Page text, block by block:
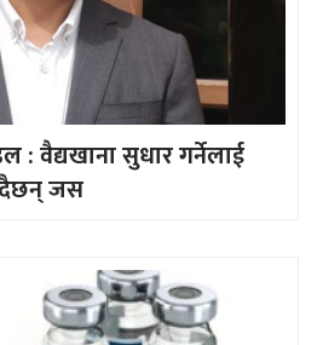
: वैद्यखाना सुधार गर्नेलाई
जस